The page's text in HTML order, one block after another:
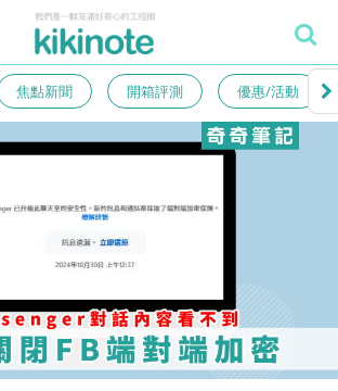
焦點新聞 開箱評測 優惠/活動